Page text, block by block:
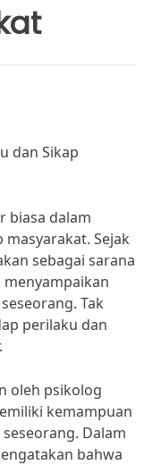
dan Sikap
biasa dalam
Sejak
sebagai sarana
Tak
perilaku dan
oleh psikolog
kemampuan
Dalam
bahwa